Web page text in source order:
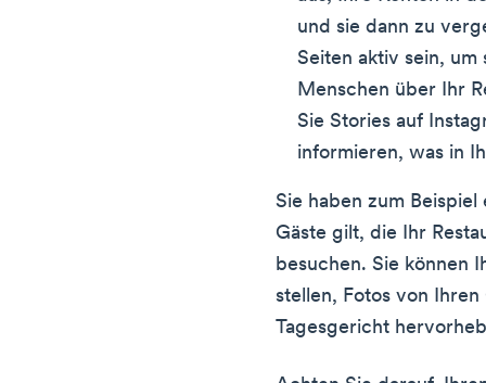
und sie dann zu
Seiten aktiv sein, um
Menschen über Ihr
Sie Stories auf
informieren, was in
Sie haben zum
Gäste gilt, die Ihr
besuchen. Sie können
stellen, Fotos von
Tagesgericht